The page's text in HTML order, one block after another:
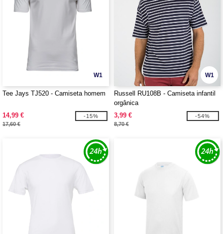
W1
Tee Jays TJ520 - Camiseta homem
14,99 €
17,60 €
-15%
W1
Russell RU108B - Camiseta infantil
orgânica
3,99 €
8,70 €
-54%